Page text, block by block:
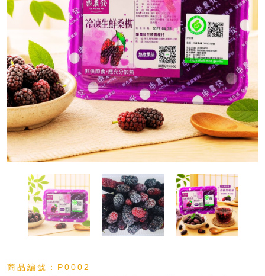
商品編號： P0002